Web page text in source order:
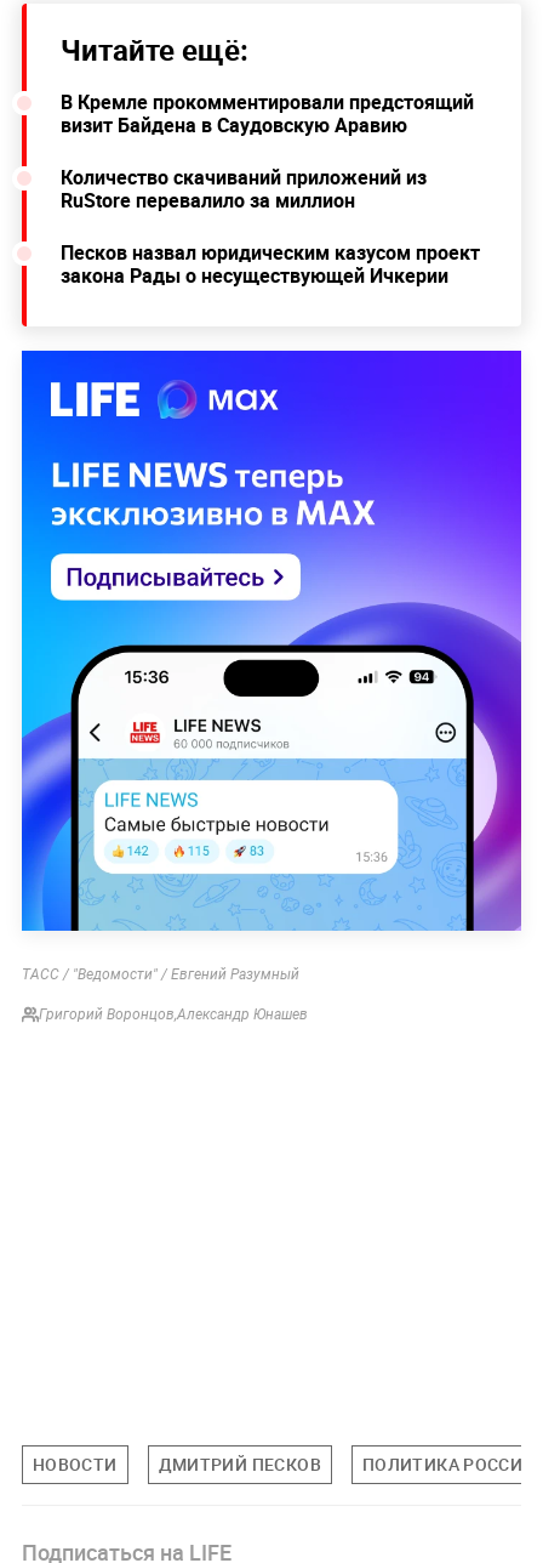
Читайте ещё:
В Кремле прокомментировали предстоящий
визит Байдена в Саудовскую Аравию
Количество скачиваний приложений из
RuStore перевалило за миллион
Песков назвал юридическим казусом проект
закона Рады о несуществующей Ичкерии
ТАСС / "Ведомости" / Евгений Разумный
Григорий Воронцов Александр Юнашев
НОВОСТИ ДМИТРИЙ ПЕСКОВ ПОЛИТИКА РОССИИ
Подписаться на LIFE